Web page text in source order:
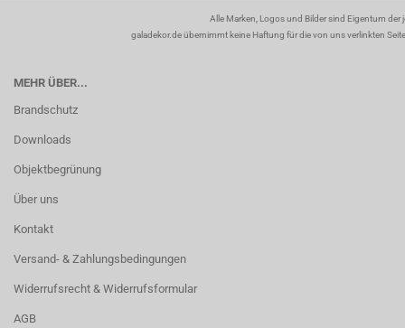
Alle Marken, Logos und Bilder sind Eigentum
galadekor.de übernimmt keine Haftung für die von uns verlinkten
MEHR ÜBER...
Brandschutz
Downloads
Objektbegrünung
Über uns
Kontakt
Versand- & Zahlungsbedingungen
Widerrufsrecht & Widerrufsformular
AGB